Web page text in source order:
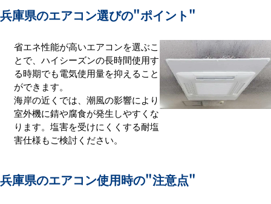
兵庫県のエアコン選びの"ポイント"
省エネ性能が高いエアコンを選ぶこ
とで、ハイシーズンの長時間使用す
る時期でも電気使用量を抑えること
ができます。
海岸の近くでは、潮風の影響により
室外機に錆や腐食が発生しやすくな
ります。塩害を受けにくくする耐塩
害仕様もご検討ください。
兵庫県のエアコン使用時の"注意点"